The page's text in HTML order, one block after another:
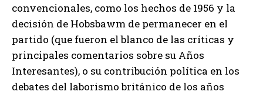
convencionales, como los hechos de 1956 y la
decisión de Hobsbawm de permanecer en el
partido (que fueron el blanco de las críticas y
principales comentarios sobre su Años
Interesantes), o su contribución política en los
debates del laborismo británico de los años